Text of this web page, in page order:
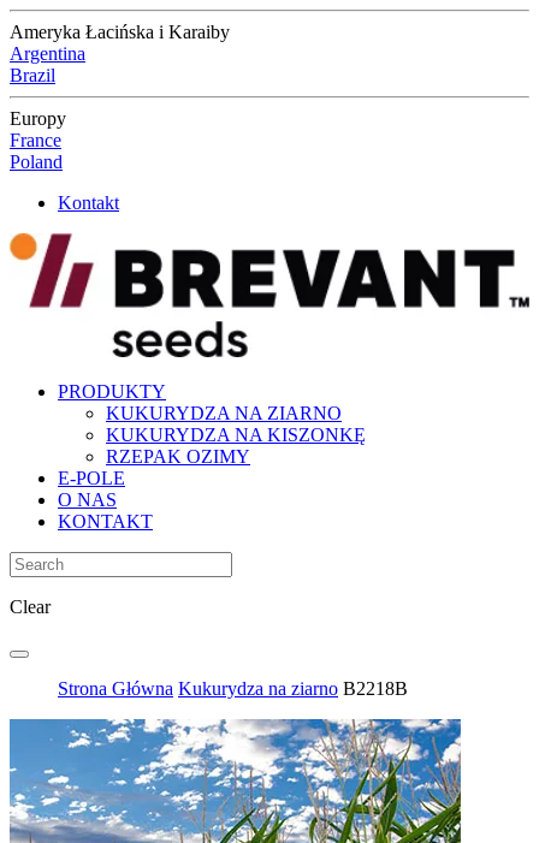
Ameryka Łacińska i Karaiby
Argentina
Brazil
Europy
France
Poland
Kontakt
PRODUKTY
KUKURYDZA NA ZIARNO
KUKURYDZA NA KISZONKĘ
RZEPAK OZIMY
E-POLE
O NAS
KONTAKT
Clear
Strona Główna Kukurydza na ziarno B2218B